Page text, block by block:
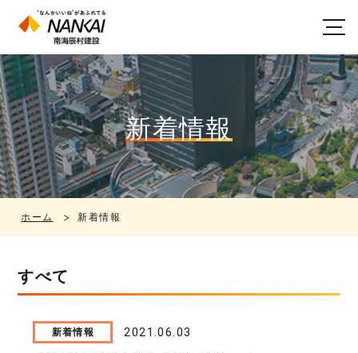
新着情報
ホーム 新着情報
すべて
新着情報 2021.06.03